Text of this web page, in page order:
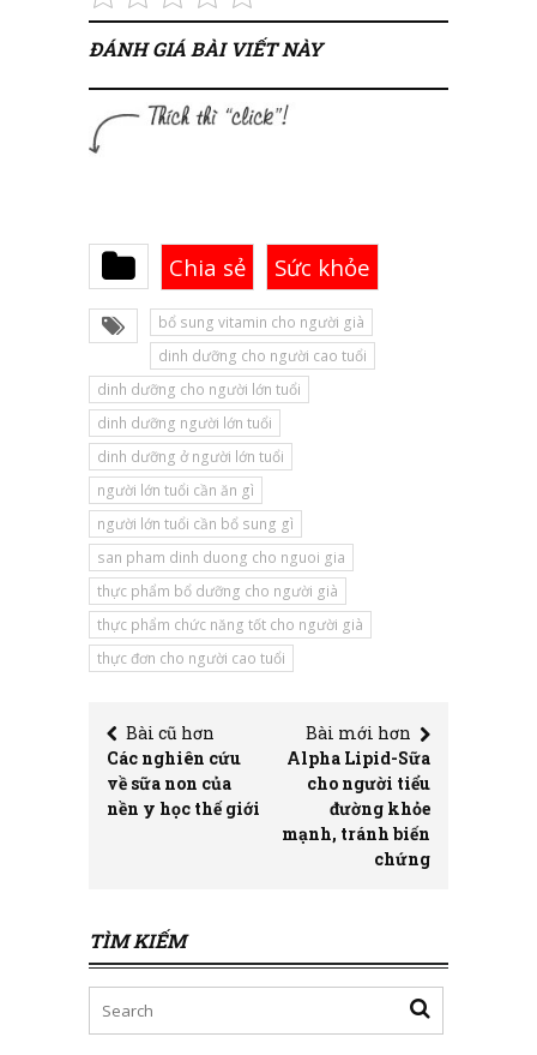
ĐÁNH GIÁ BÀI VIẾT NÀY
Chia sẻ Sức khỏe
bổ sung vitamin cho người già
dinh dưỡng cho người cao tuổi
dinh dưỡng cho người lớn tuổi
dinh dưỡng người lớn tuổi
dinh dưỡng ở người lớn tuổi
người lớn tuổi cần ăn gì
người lớn tuổi cần bổ sung gì
san pham dinh duong cho nguoi gia
thực phẩm bổ dưỡng cho người già
thực phẩm chức năng tốt cho người già
thực đơn cho người cao tuổi
Bài cũ hơn
Các nghiên cứu
về sữa non của
nền y học thế giới
Bài mới hơn
Alpha Lipid-Sữa
cho người tiểu
đường khỏe
mạnh, tránh biến
chứng
TÌM KIẾM